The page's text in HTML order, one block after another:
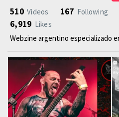
510 Videos 167 Following
6,919 Likes
Webzine argentino especializado